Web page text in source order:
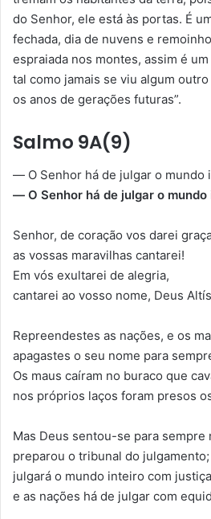
do Senhor, ele está às portas. É
fechada, dia de nuvens e
espraiada nos montes, assim é
tal como jamais se viu algum
os anos de gerações futuras”.
Salmo 9A(9)
— O Senhor há de julgar o mundo
— O Senhor há de julgar o
Senhor, de coração vos darei
as vossas maravilhas cantarei!
Em vós exultarei de alegria,
cantarei ao vosso nome, Deus
Repreendestes as nações, e os
apagastes o seu nome para
Os maus caíram no buraco que
nos próprios laços foram presos
Mas Deus sentou-se para sempre
preparou o tribunal do julgamento;
julgará o mundo inteiro com
e as nações há de julgar com